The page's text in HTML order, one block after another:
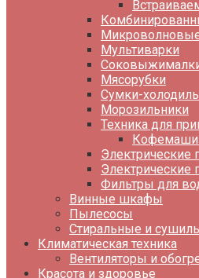
Мультиварки
Мясорубки
Сумки-
Морозильники
Техника для
Электрические
Электрические
Фильтры для
Винные шкафы
Пылесосы
Стиральные и
Климатическая техника
Вентиляторы и
Красота и здоровье